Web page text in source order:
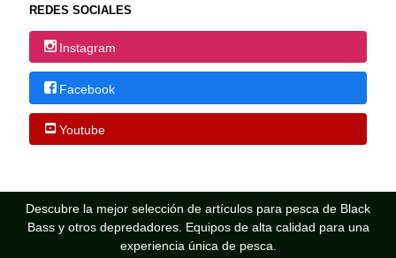
REDES SOCIALES
Instagram
Facebook
Youtube
Descubre la mejor selección de artículos para pesca de Black
Bass y otros depredadores. Equipos de alta calidad para una
experiencia única de pesca.